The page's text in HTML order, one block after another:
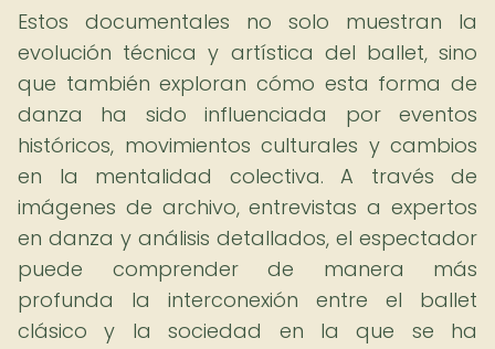
Estos documentales no solo muestran la
evolución técnica y artística del ballet, sino
que también exploran cómo esta forma de
danza ha sido influenciada por eventos
históricos, movimientos culturales y cambios
en la mentalidad colectiva. A través de
imágenes de archivo, entrevistas a expertos
en danza y análisis detallados, el espectador
puede comprender de manera más
profunda la interconexión entre el ballet
clásico y la sociedad en la que se ha